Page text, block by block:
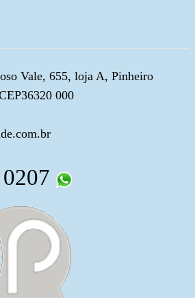
Vale, 655, loja A, Pinheiro
000